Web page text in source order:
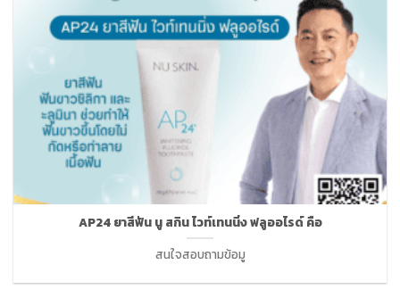
AP24 ยาสีฟัน นู สกิน ไวท์เทนนิ่ง ฟลูออไรด์ คือ
สนใจสอบถามข้อมู